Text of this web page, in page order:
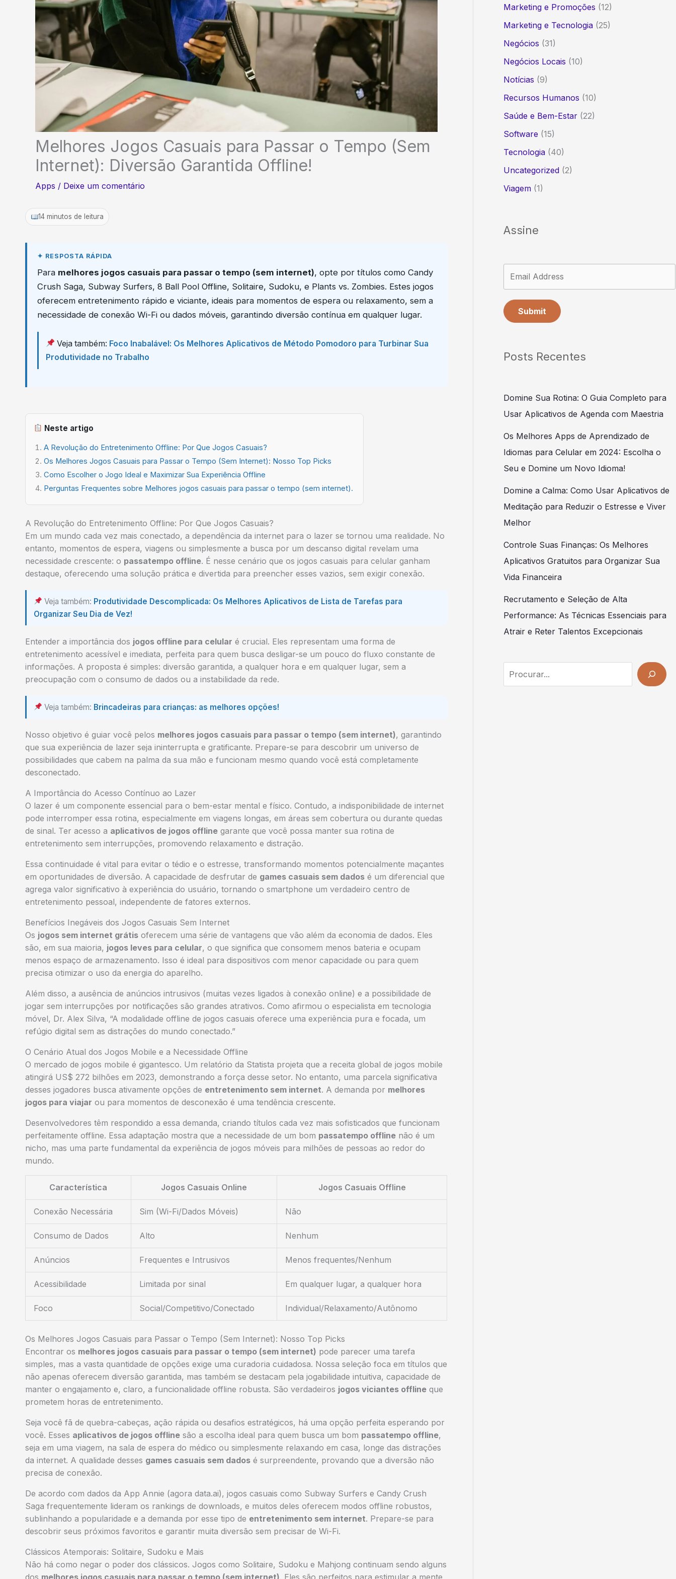
Melhores Jogos Casuais para Passar o Tempo (Sem
Internet): Diversão Garantida Offline!
Apps / Deixe um comentário
14 minutos de leitura
Para melhores jogos casuais para passar o tempo (sem internet), opte por títulos como Candy
Crush Saga, Subway Surfers, 8 Ball Pool Offline, Solitaire, Sudoku, e Plants vs. Zombies. Estes jogos
oferecem entretenimento rápido e viciante, ideais para momentos de espera ou relaxamento, sem a
necessidade de conexão Wi-Fi ou dados móveis, garantindo diversão contínua em qualquer lugar.
Veja também: Foco Inabalável: Os Melhores Aplicativos de Método Pomodoro para Turbinar Sua
Produtividade no Trabalho
Neste artigo
A Revolução do Entretenimento Offline: Por Que Jogos Casuais?
Os Melhores Jogos Casuais para Passar o Tempo (Sem Internet): Nosso Top Picks
Como Escolher o Jogo Ideal e Maximizar Sua Experiência Offline
Perguntas Frequentes sobre Melhores jogos casuais para passar o tempo (sem internet).
A Revolução do Entretenimento Offline: Por Que Jogos Casuais?
Em um mundo cada vez mais conectado, a dependência da internet para o lazer se tornou uma realidade. No
entanto, momentos de espera, viagens ou simplesmente a busca por um descanso digital revelam uma
necessidade crescente: o passatempo offline. É nesse cenário que os jogos casuais para celular ganham
destaque, oferecendo uma solução prática e divertida para preencher esses vazios, sem exigir conexão.
Veja também: Produtividade Descomplicada: Os Melhores Aplicativos de Lista de Tarefas para
Organizar Seu Dia de Vez!
Entender a importância dos jogos offline para celular é crucial. Eles representam uma forma de
entretenimento acessível e imediata, perfeita para quem busca desligar-se um pouco do fluxo constante de
informações. A proposta é simples: diversão garantida, a qualquer hora e em qualquer lugar, sem a
preocupação com o consumo de dados ou a instabilidade da rede.
Veja também: Brincadeiras para crianças​: as melhores opções!
Nosso objetivo é guiar você pelos melhores jogos casuais para passar o tempo (sem internet), garantindo
que sua experiência de lazer seja ininterrupta e gratificante. Prepare-se para descobrir um universo de
possibilidades que cabem na palma da sua mão e funcionam mesmo quando você está completamente
desconectado.
A Importância do Acesso Contínuo ao Lazer
O lazer é um componente essencial para o bem-estar mental e físico. Contudo, a indisponibilidade de internet
pode interromper essa rotina, especialmente em viagens longas, em áreas sem cobertura ou durante quedas
de sinal. Ter acesso a aplicativos de jogos offline garante que você possa manter sua rotina de
entretenimento sem interrupções, promovendo relaxamento e distração.
Essa continuidade é vital para evitar o tédio e o estresse, transformando momentos potencialmente maçantes
em oportunidades de diversão. A capacidade de desfrutar de games casuais sem dados é um diferencial que
agrega valor significativo à experiência do usuário, tornando o smartphone um verdadeiro centro de
entretenimento pessoal, independente de fatores externos.
Benefícios Inegáveis dos Jogos Casuais Sem Internet
Os jogos sem internet grátis oferecem uma série de vantagens que vão além da economia de dados. Eles
são, em sua maioria, jogos leves para celular, o que significa que consomem menos bateria e ocupam
menos espaço de armazenamento. Isso é ideal para dispositivos com menor capacidade ou para quem
precisa otimizar o uso da energia do aparelho.
Além disso, a ausência de anúncios intrusivos (muitas vezes ligados à conexão online) e a possibilidade de
jogar sem interrupções por notificações são grandes atrativos. Como afirmou o especialista em tecnologia
móvel, Dr. Alex Silva, “A modalidade offline de jogos casuais oferece uma experiência pura e focada, um
refúgio digital sem as distrações do mundo conectado.”
O Cenário Atual dos Jogos Mobile e a Necessidade Offline
O mercado de jogos mobile é gigantesco. Um relatório da Statista projeta que a receita global de jogos mobile
atingirá US$ 272 bilhões em 2023, demonstrando a força desse setor. No entanto, uma parcela significativa
desses jogadores busca ativamente opções de entretenimento sem internet. A demanda por melhores
jogos para viajar ou para momentos de desconexão é uma tendência crescente.
Desenvolvedores têm respondido a essa demanda, criando títulos cada vez mais sofisticados que funcionam
perfeitamente offline. Essa adaptação mostra que a necessidade de um bom passatempo offline não é um
nicho, mas uma parte fundamental da experiência de jogos móveis para milhões de pessoas ao redor do
mundo.
Característica Jogos Casuais Online Jogos Casuais Offline
Conexão Necessária Sim (Wi-Fi/Dados Móveis) Não
Consumo de Dados Alto Nenhum
Anúncios Frequentes e Intrusivos Menos frequentes/Nenhum
Acessibilidade Limitada por sinal Em qualquer lugar, a qualquer hora
Foco Social/Competitivo/Conectado Individual/Relaxamento/Autônomo
Os Melhores Jogos Casuais para Passar o Tempo (Sem Internet): Nosso Top Picks
Encontrar os melhores jogos casuais para passar o tempo (sem internet) pode parecer uma tarefa
simples, mas a vasta quantidade de opções exige uma curadoria cuidadosa. Nossa seleção foca em títulos que
não apenas oferecem diversão garantida, mas também se destacam pela jogabilidade intuitiva, capacidade de
manter o engajamento e, claro, a funcionalidade offline robusta. São verdadeiros jogos viciantes offline que
prometem horas de entretenimento.
Seja você fã de quebra-cabeças, ação rápida ou desafios estratégicos, há uma opção perfeita esperando por
você. Esses aplicativos de jogos offline são a escolha ideal para quem busca um bom passatempo offline,
seja em uma viagem, na sala de espera do médico ou simplesmente relaxando em casa, longe das distrações
da internet. A qualidade desses games casuais sem dados é surpreendente, provando que a diversão não
precisa de conexão.
De acordo com dados da App Annie (agora data.ai), jogos casuais como Subway Surfers e Candy Crush
Saga frequentemente lideram os rankings de downloads, e muitos deles oferecem modos offline robustos,
sublinhando a popularidade e a demanda por esse tipo de entretenimento sem internet. Prepare-se para
descobrir seus próximos favoritos e garantir muita diversão sem precisar de Wi-Fi.
Clássicos Atemporais: Solitaire, Sudoku e Mais
Não há como negar o poder dos clássicos. Jogos como Solitaire, Sudoku e Mahjong continuam sendo alguns
dos melhores jogos casuais para passar o tempo (sem internet) . Eles são perfeitos para estimular a mente
Marketing e Promoções (12)
Marketing e Tecnologia(25)
Negócios (31)
Negócios Locais (10)
Notícias (9)
Recursos Humanos (10)
Saúde e Bem-Estar(22)
Software (15)
Tecnologia(40)
Uncategorized(2)
Viagem(1)
Assine
Submit
Posts Recentes
Domine Sua Rotina: O Guia Completo para
Usar Aplicativos de Agenda com Maestria
Os Melhores Apps de Aprendizado de
Idiomas para Celular em 2024: Escolha o
Seu e Domine um Novo Idioma!
Domine a Calma: Como Usar Aplicativos de
Meditação para Reduzir o Estresse e Viver
Melhor
Controle Suas Finanças: Os Melhores
Aplicativos Gratuitos para Organizar Sua
Vida Financeira
Recrutamento e Seleção de Alta
Performance: As Técnicas Essenciais para
Atrair e Reter Talentos Excepcionais
Search